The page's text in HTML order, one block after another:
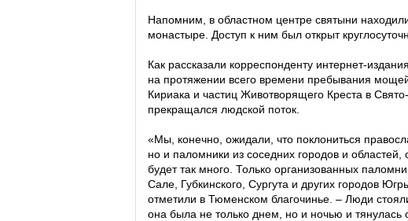
Напомним, в областном центре святыни
монастыре. Доступ к ним был открыт
Как рассказали корреспонденту интернет-
на протяжении всего времени пребывания
Кириака и частиц Животворящего Креста в
прекращался людской поток.
«Мы, конечно, ожидали, что поклониться
но и паломники из соседних городов и
будет так много. Только организованных
Сале, Губкинского, Сургута и других городов
отметили в Тюменском благочинье. – Люди
она была не только днем, но и ночью и тянулась